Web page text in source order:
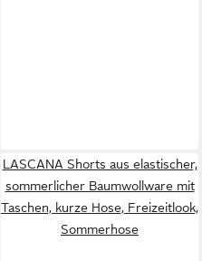
LASCANA Shorts aus elastischer,
sommerlicher Baumwollware mit
Taschen, kurze Hose, Freizeitlook,
Sommerhose